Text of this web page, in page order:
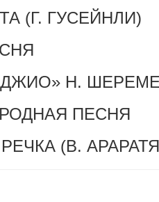
(Г. ГУСЕЙНЛИ)
Н.
ПЕСНЯ
(В.